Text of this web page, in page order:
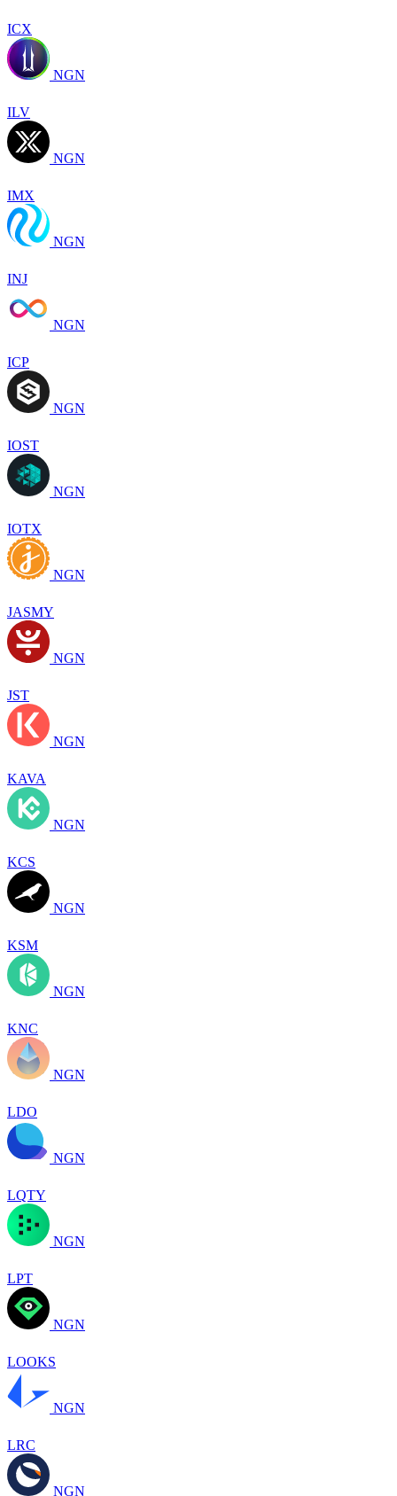
ICX
NGN
ILV
NGN
IMX
NGN
INJ
NGN
ICP
NGN
IOST
NGN
IOTX
NGN
JASMY
NGN
JST
NGN
KAVA
NGN
KCS
NGN
KSM
NGN
KNC
NGN
LDO
NGN
LQTY
NGN
LPT
NGN
LOOKS
NGN
LRC
NGN